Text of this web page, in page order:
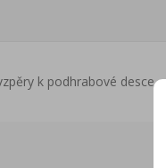
k podhrabové desce.